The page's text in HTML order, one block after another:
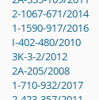
2-1067-671/2014
1-1590-917/2016
I-402-480/2010
3K-3-2/2012
2A-205/2008
1-710-932/2017